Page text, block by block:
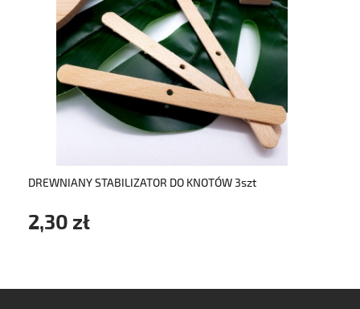
DREWNIANY STABILIZATOR DO KNOTÓW 3szt
2,30 zł
do koszyka